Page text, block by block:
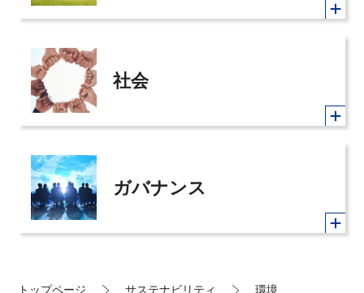
社会
ガバナンス
トップページ サステナビリティ 環境